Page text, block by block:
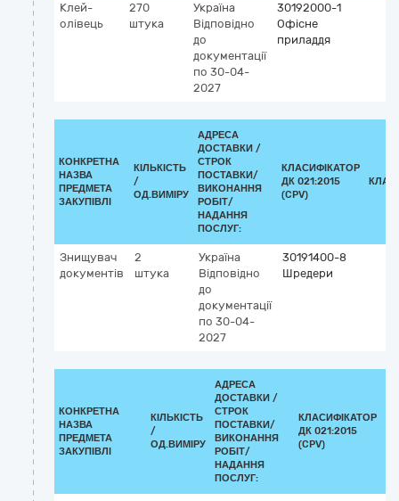
Клей-
олівець
270
штука
Україна
Відповідно
до
документації
по 30-04-
2027
30192000-1
Офісне
приладдя
КОНКРЕТНА
НАЗВА
ПРЕДМЕТА
ЗАКУПІВЛІ
КІЛЬКІСТЬ
/
ОД.ВИМІРУ
АДРЕСА
ДОСТАВКИ /
СТРОК
ПОСТАВКИ/
ВИКОНАННЯ
РОБІТ/
НАДАННЯ
ПОСЛУГ:
КЛАСИФІКАТОР
ДК 021:2015
(CPV)
Знищувач
документів
2
штука
Україна
Відповідно
до
документації
по 30-04-
2027
30191400-8
Шредери
КОНКРЕТНА
НАЗВА
ПРЕДМЕТА
ЗАКУПІВЛІ
КІЛЬКІСТЬ
/
ОД.ВИМІРУ
АДРЕСА
ДОСТАВКИ /
СТРОК
ПОСТАВКИ/
ВИКОНАННЯ
РОБІТ/
НАДАННЯ
ПОСЛУГ:
КЛАСИФІКАТОР
ДК 021:2015
(CPV)